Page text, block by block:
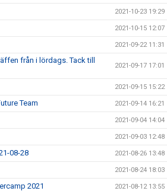
2021-10-23 19:29
2021-10-15 12:07
2021-09-22 11:31
från i lördags. Tack till
2021-09-17 17:01
2021-09-15 15:22
Team 2021-09-14 16:21
2021-09-04 14:04
2021-09-03 12:48
08-28 2021-08-26 13:48
2021-08-24 18:03
2021 2021-08-12 13:55